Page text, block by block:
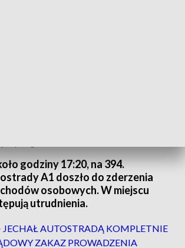
godziny 17:20, na 394.
A1 doszło do zderzenia
osobowych. W miejscu
utrudnienia.
JECHAŁ AUTOSTRADĄ KOMPLETNIE
ZAKAZ PROWADZENIA